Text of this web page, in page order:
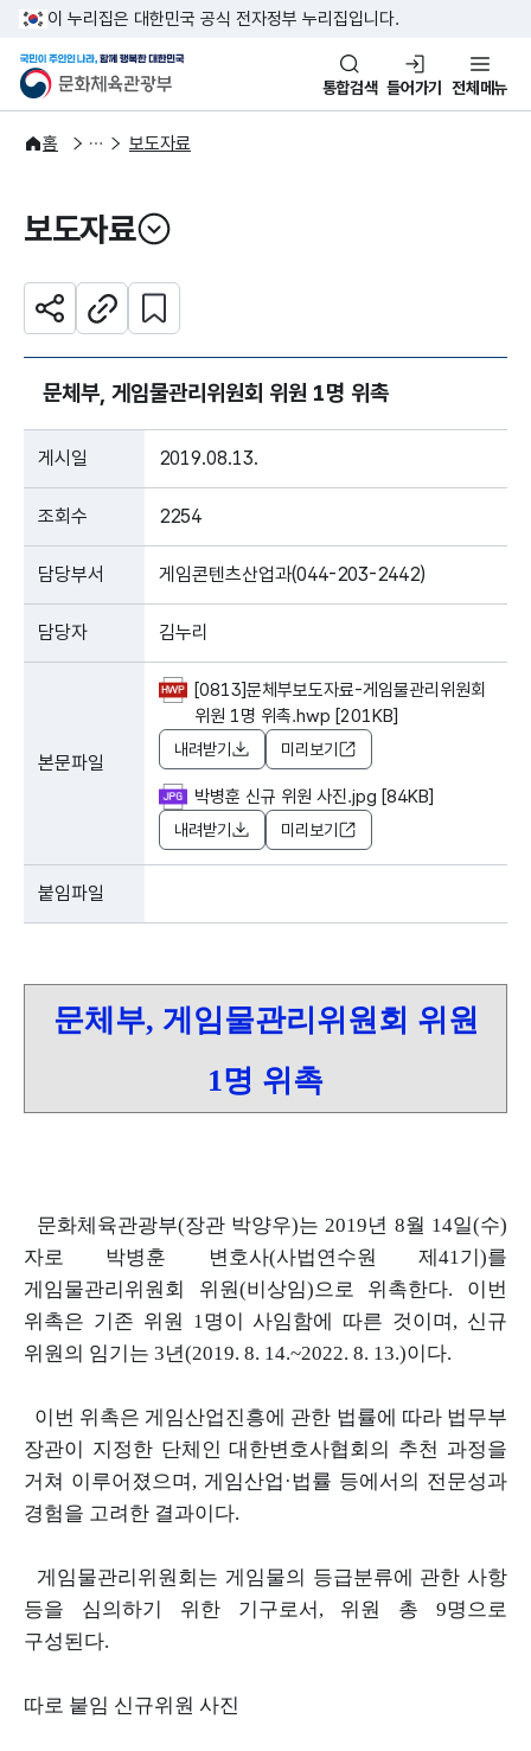
본문 바로가기
주메뉴 바로가기
이 누리집은 대한민국 공식 전자정부 누리집입니다.
문화체육관광부
국민이 주인인 나라, 함께 행복
통합검색 들어가기 전체메뉴
홈
알림·소식
보도·뉴스 보도자료
보도자료
열기
공유하기주소복사
관심 콘텐츠 설정하기
문체부, 게임물관리위원회 위원 1명 위촉
게시일 2019.08.13.
조회수 2254
담당부서 게임콘텐츠산업과(044-203-2442)
담당자 김누리
본문파일
[0813]문체부보도자료-게임물관리위원회
위원 1명 위촉.hwp [201KB]
내려받기 미리보기
박병훈 신규 위원 사진.jpg [84KB]
내려받기 미리보기
붙임파일
문체부, 게임물관리위원회 위원
1명 위촉
문화체육관광부(장관 박양우)는2019년 8월 14일(수)
자로 박병훈 변호사(사법연수원 제41기)를
게임물관리위원회 위원(비상임)으로 위촉한다. 이번
위촉은 기존 위원 1명이 사임함에 따른 것이며 , 신규
위원의 임기는 3년(2019. 8. 14.~2022. 8. 13.)이다.
이번 위촉은 게임산업진흥에 관한 법률에 따라 법무부
장관이 지정한 단체인 대한변호사협회의 추천 과정을
거쳐 이루어졌으며 , 게임산업 ·법률 등에서의 전문성과
경험을 고려한 결과이다.
게임물관리위원회는 게임물의 등급분류에 관한 사항
등을 심의하기 위한 기구로서 , 위원 총9명으로
구성된다.
따로 붙임 신규위원 사진